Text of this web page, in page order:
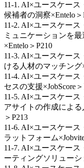
11-1. AI×ユースケース
候補者の洞察×Entelo＞
11-2. AI×ユースケー
ミュニケーションを最
×Entelo＞P210
11-3. AI×ユースケー
ける人材のマッチング
11-4. AI×ユースケー
セスの支援×JobScore＞
11-5. AI×ユースケー
アサイトの作成による
＞P213
11-6. AI×ユースケー
ラットフォーム
11-7. AI×ユースケー
ーティングソリューシ